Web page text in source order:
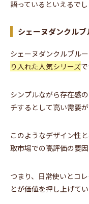
語っているといえるでし
シェーヌダンクルブ
シェーヌダンクルブルー
り入れた人気シリーズで
シンプルながら存在感
チするとして高い需要が
このようなデザイン性
取市場での高評価の要因
つまり、日常使いとコ
とが価値を押し上げてい